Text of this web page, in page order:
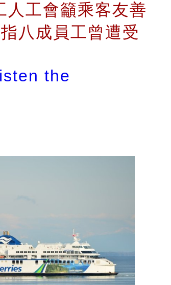
人工會籲乘客友善
八成員工曾遭受